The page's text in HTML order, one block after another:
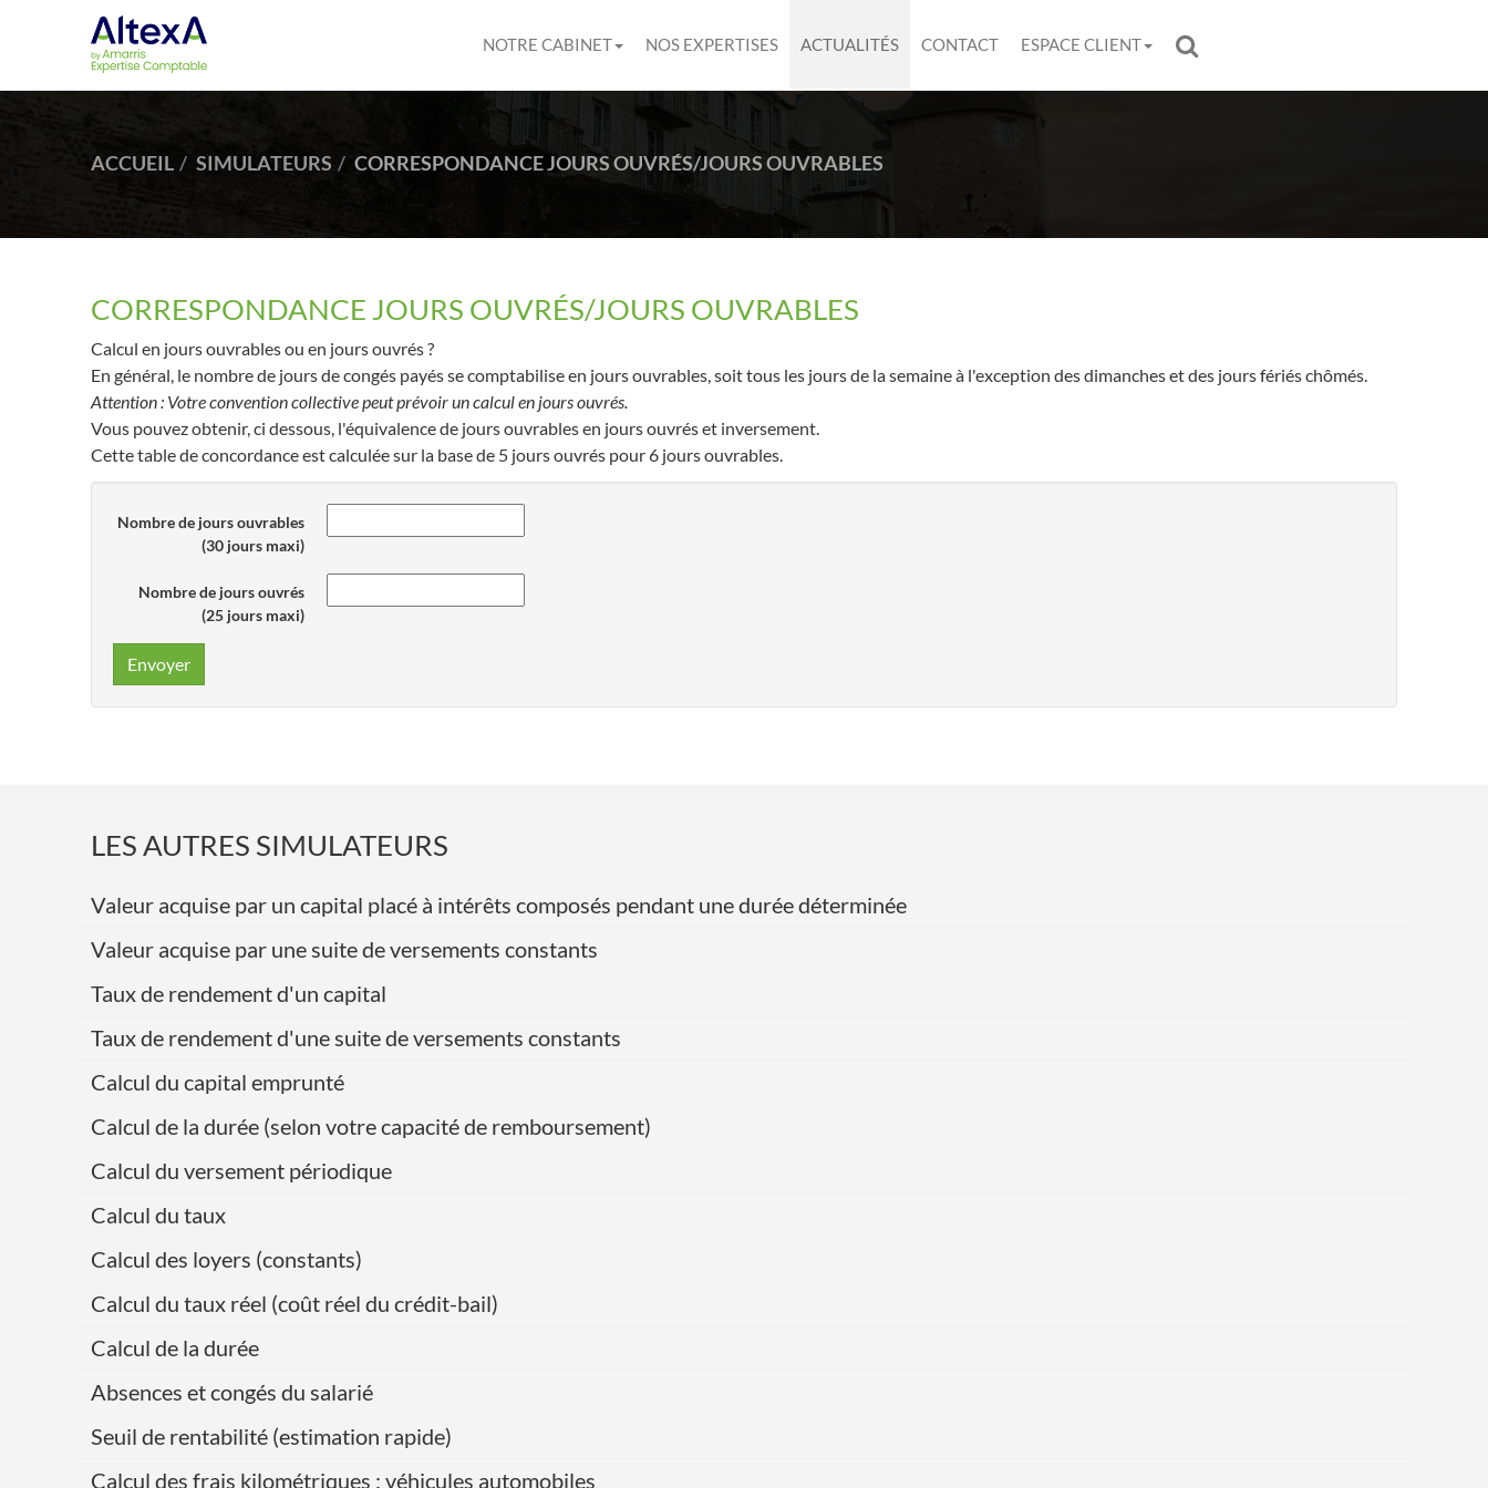
NOTRE CABINET NOS EXPERTISES ACTUALITÉS CONTACT ESPACE CLIENT
ACCUEIL SIMULATEURS CORRESPONDANCE JOURS OUVRÉS/JOURS OUVRABLES
CORRESPONDANCE JOURS OUVRÉS/JOURS OUVRABLES
Calcul en jours ouvrables ou en jours ouvrés ?
En général, le nombre de jours de congés payés se comptabilise en jours ouvrables, soit tous les jours de la semaine à l'exception des dimanches et des jours fériés chômés.
Attention : Votre convention collective peut prévoir un calcul en jours ouvrés.
Vous pouvez obtenir, ci dessous, l'équivalence de jours ouvrables en jours ouvrés et inversement.
Cette table de concordance est calculée sur la base de 5 jours ouvrés pour 6 jours ouvrables.
Nombre de jours ouvrables
(30 jours maxi)
Nombre de jours ouvrés
(25 jours maxi)
Envoyer
LES AUTRES SIMULATEURS
Valeur acquise par un capital placé à intérêts composés pendant une durée déterminée
Valeur acquise par une suite de versements constants
Taux de rendement d'un capital
Taux de rendement d'une suite de versements constants
Calcul du capital emprunté
Calcul de la durée (selon votre capacité de remboursement)
Calcul du versement périodique
Calcul du taux
Calcul des loyers (constants)
Calcul du taux réel (coût réel du crédit-bail)
Calcul de la durée
Absences et congés du salarié
Seuil de rentabilité (estimation rapide)
Calcul des frais kilométriques : véhicules automobiles